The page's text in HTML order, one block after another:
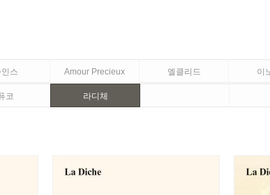
인스 Amour Precieux 엘클리드 이
코 라디체